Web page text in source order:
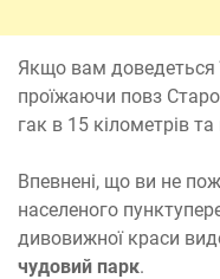
Якщо вам доведеться
проїжаючи повз
гак в 15 кілометрів та
Впевнені, що ви не
населеного
дивовижної краси
чудовий парк.